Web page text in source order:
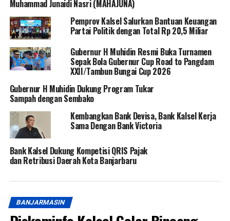
Muhammad Junaidi Nasri (MAHAJUNA)
Pemprov Kalsel Salurkan Bantuan Keuangan
Partai Politik dengan Total Rp 20,5 Miliar
Gubernur H Muhidin Resmi Buka Turnamen
Sepak Bola Gubernur Cup Road to Pangdam
XXII/Tambun Bungai Cup 2026
Gubernur H Muhidin Dukung Program Tukar
Sampah dengan Sembako
Kembangkan Bank Devisa, Bank Kalsel Kerja
Sama Dengan Bank Victoria
Bank Kalsel Dukung Kompetisi QRIS Pajak
dan Retribusi Daerah Kota Banjarbaru
BANJARMASIN